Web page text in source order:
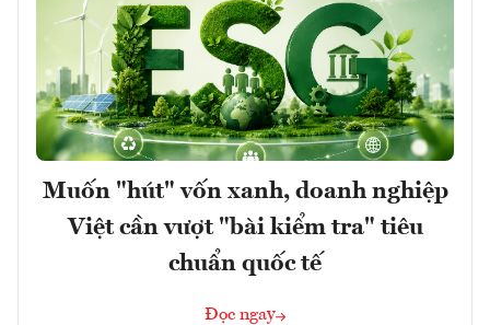
Muốn "hút" vốn xanh, doanh nghiệp
Việt cần vượt "bài kiểm tra" tiêu
chuẩn quốc tế
Đọc ngay